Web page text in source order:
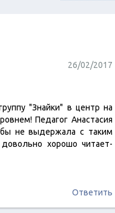
26/02/2017
"Знайки" в центр на
Педагог Анастасия
не выдержала с таким
хорошо читает-
Ответить